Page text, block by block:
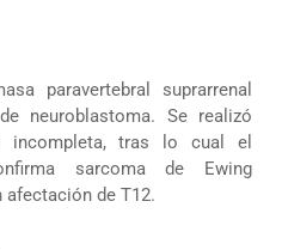
paravertebral suprarrenal
neuroblastoma. Se realizó
incompleta, tras lo cual el
sarcoma de Ewing
afectación de T12.